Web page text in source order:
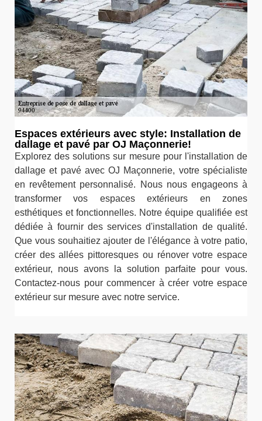
Espaces extérieurs avec style: Installation de
dallage et pavé par OJ Maçonnerie!
Explorez des solutions sur mesure pour l'installation de
dallage et pavé avec OJ Maçonnerie, votre spécialiste
en revêtement personnalisé. Nous nous engageons à
transformer vos espaces extérieurs en zones
esthétiques et fonctionnelles. Notre équipe qualifiée est
dédiée à fournir des services d'installation de qualité.
Que vous souhaitiez ajouter de l'élégance à votre patio,
créer des allées pittoresques ou rénover votre espace
extérieur, nous avons la solution parfaite pour vous.
Contactez-nous pour commencer à créer votre espace
extérieur sur mesure avec notre service.